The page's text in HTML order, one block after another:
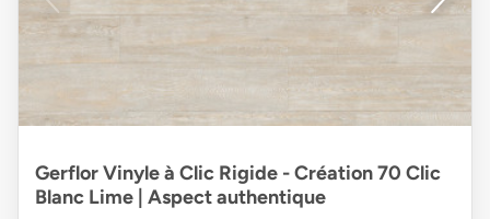
Gerflor Vinyle à Clic Rigide - Création 70 Clic
Blanc Lime | Aspect authentique